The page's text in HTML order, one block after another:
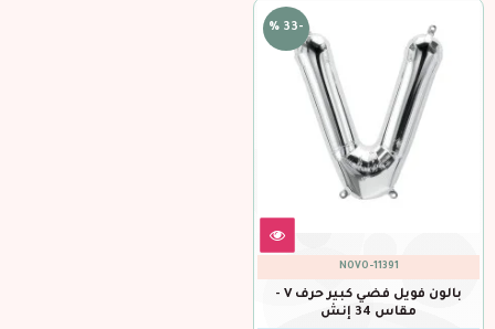
-33 %
NOVO-11391
بالون فويل فضي كبير حرف V -
مقاس 34 إنش